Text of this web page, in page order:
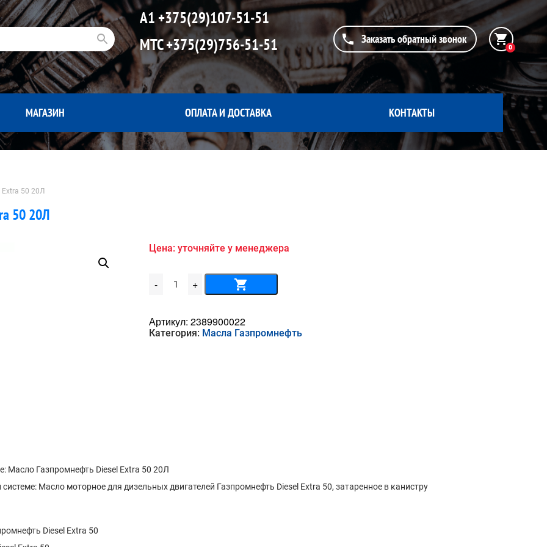
А1+375(29)107-51-51
МТС+375(29)756-51-51 Заказать обратный звонок
0
МАГАЗИН ОПЛАТА И ДОСТАВКА КОНТАКТЫ
50 20Л
50 20Л
Цена: уточняйте у менеджера
- Количество
товара
Diesel
Extra
50
+
Артикул: 2389900022
Категория: Масла Газпромнефть
Масло Газпромнефть Diesel Extra 50 20Л
Масло моторное для дизельных двигателей Газпромнефть Diesel Extra 50, затаренное в канистру
Diesel Extra 50